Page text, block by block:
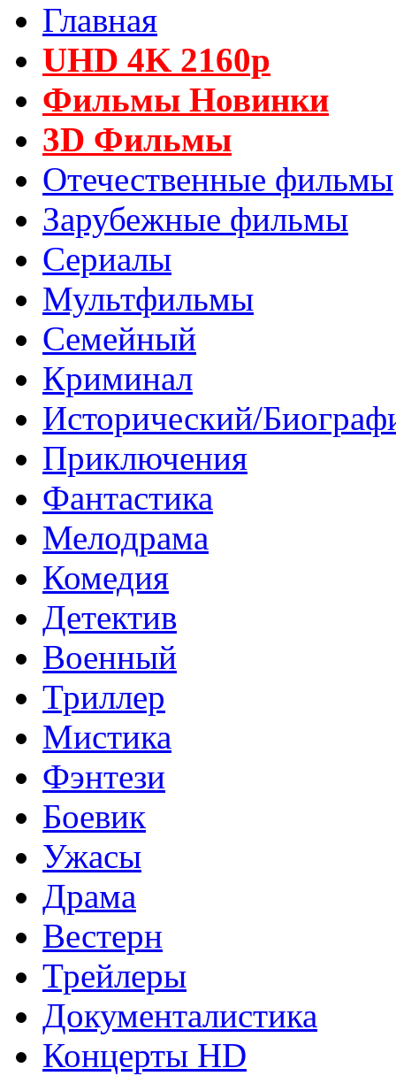
Главная
UHD 4K 2160p
Фильмы Новинки
3D Фильмы
Отечественные фильмы
Зарубежные фильмы
Сериалы
Мультфильмы
Семейный
Криминал
Исторический/
Приключения
Фантастика
Мелодрама
Комедия
Детектив
Военный
Триллер
Мистика
Фэнтези
Боевик
Ужасы
Драма
Вестерн
Трейлеры
Документалистика
Концерты HD